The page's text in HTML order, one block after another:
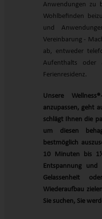
Anwendungen zu
Wohlbefinden
und
Vereinbarung -
ab, entweder
Aufenthalts oder
Ferienresidenz.
Unsere
anzupassen, geht
schlägt Ihnen die
um diesen
bestmöglich
10 Minuten bis
Entspannung
Gelassenheit
Wiederaufbau
Sie suchen, Sie